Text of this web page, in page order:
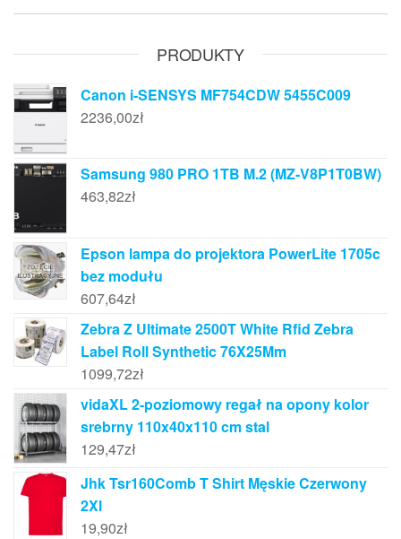
PRODUKTY
Canon i-SENSYS MF754CDW 5455C009
2236,00zł
Samsung 980 PRO 1TB M.2 (MZ-V8P1T0BW)
463,82zł
Epson lampa do projektora PowerLite 1705c
bez modułu
607,64zł
Zebra Z Ultimate 2500T White Rfid Zebra
Label Roll Synthetic 76X25Mm
1099,72zł
vidaXL 2-poziomowy regał na opony kolor
srebrny 110x40x110 cm stal
129,47zł
Jhk Tsr160Comb T Shirt Męskie Czerwony
2Xl
19,90zł